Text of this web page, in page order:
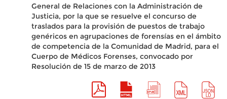
General de Relaciones con la Administración de
Justicia, por la que se resuelve el concurso de
traslados para la provisión de puestos de trabajo
genéricos en agrupaciones de forensías en el ámbito
de competencia de la Comunidad de Madrid, para el
Cuerpo de Médicos Forenses, convocado por
Resolución de 15 de marzo de 2013